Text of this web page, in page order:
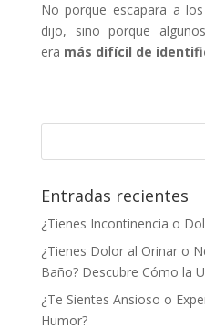
No porque escapara a
dijo, sino porque
era más difícil de
Entradas recientes
¿Tienes Incontinencia o
¿Tienes Dolor al Orinar o
Baño? Descubre Cómo la
¿Te Sientes Ansioso o
Humor?